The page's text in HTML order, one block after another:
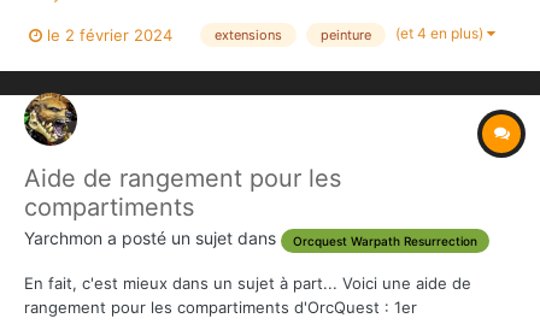
le 2 février 2024 extensions peinture (et 4 en plus)
Aide de rangement pour les
compartiments
Yarchmon a posté un sujet dans Orcquest Warpath Resurrection
En fait, c'est mieux dans un sujet à part... Voici une aide de
rangement pour les compartiments d'OrcQuest : 1er